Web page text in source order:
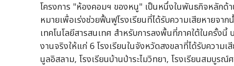
โครงการ "ห้องคอมฯ ของหนู" เป็นหนึ่งในพันธกิจหลักด้
หมายเพื่อเร่งช่วยฟื้นฟูโรงเรียนที่ได้รับความเสียหายจา
เทคโนโลยีสารสนเทศ สำหรับการลงพื้นที่ภาคใต้ในครั้ง
งานจริงให้แก่ 6 โรงเรียนในจังหวัดสงขลาที่ได้รับความ
นูลอิสลาม, โรงเรียนบ้านป่าระไมวิทยา, โรงเรียนสมบูร